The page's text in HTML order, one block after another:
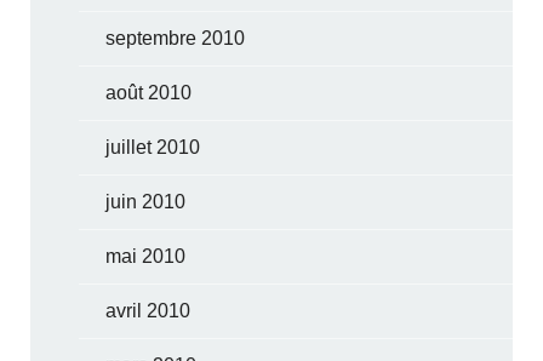
septembre 2010
août 2010
juillet 2010
juin 2010
mai 2010
avril 2010